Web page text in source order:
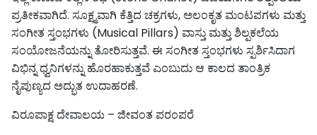
ಪ್ರತೀಕವಾಗಿದೆ. ಸೂಕ್ಷ್ಮವಾಗಿ ಕೆತ್ತಿದ ಚಕ್ರಗಳು, ಅಲಂಕೃತ ಮಂಟಪಗಳು ಮತ್ತು
ಸಂಗೀತ ಸ್ತಂಭಗಳು (Musical Pillars) ವಾಸ್ತು ಮತ್ತು ಶಿಲ್ಪಕಲೆಯ
ಸಂಯೋಜನೆಯನ್ನು ತೋರಿಸುತ್ತವೆ. ಈ ಸಂಗೀತ ಸ್ತಂಭಗಳು ಸ್ಪರ್ಶಿಸಿದಾಗ
ವಿಭಿನ್ನ ಧ್ವನಿಗಳನ್ನು ಹೊರಹಾಕುತ್ತವೆ ಎಂಬುದು ಆ ಕಾಲದ ತಾಂತ್ರಿಕ
ನೈಪುಣ್ಯದ ಅದ್ಭುತ ಉದಾಹರಣೆ.
ವಿರೂಪಾಕ್ಷ ದೇವಾಲಯ – ಜೀವಂತ ಪರಂಪರೆ